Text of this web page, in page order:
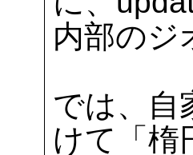
内部のジ
では、自
けて「楕